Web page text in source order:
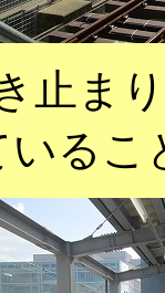
止ま
いるこ